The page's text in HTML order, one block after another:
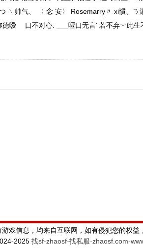
帅气、 〈 念 安〉 Rosemarry〃 xi慣、ㄋ
嗳 口不对心. ___哑口无言' 若不弃︶此生
戏信息，均来自互联网，如有侵犯您的权益
2025 找sf-zhaosf-找私服-zhaosf.com-